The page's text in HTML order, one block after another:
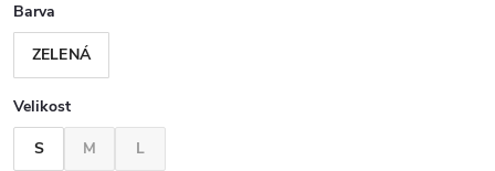
Barva
ZELENÁ
Velikost
S
M L